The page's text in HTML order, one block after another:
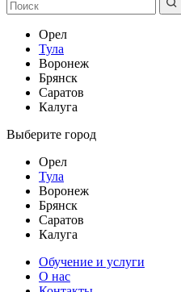
Орел
Тула
Воронеж
Брянск
Саратов
Калуга
Выберите город
Орел
Тула
Воронеж
Брянск
Саратов
Калуга
Обучение и услуги
О нас